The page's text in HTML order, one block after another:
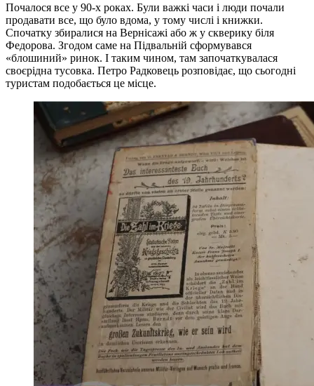
Почалося все у 90-х роках. Були важкі часи і люди почали
продавати все, що було вдома, у тому числі і книжки.
Спочатку збиралися на Вернісажі або ж у скверику біля
Федорова. Згодом саме на Підвальній сформувався
«блошиний» ринок. І таким чином, там започаткувалася
своєрідна тусовка. Петро Радковець розповідає, що сьогодні
туристам подобається це місце.